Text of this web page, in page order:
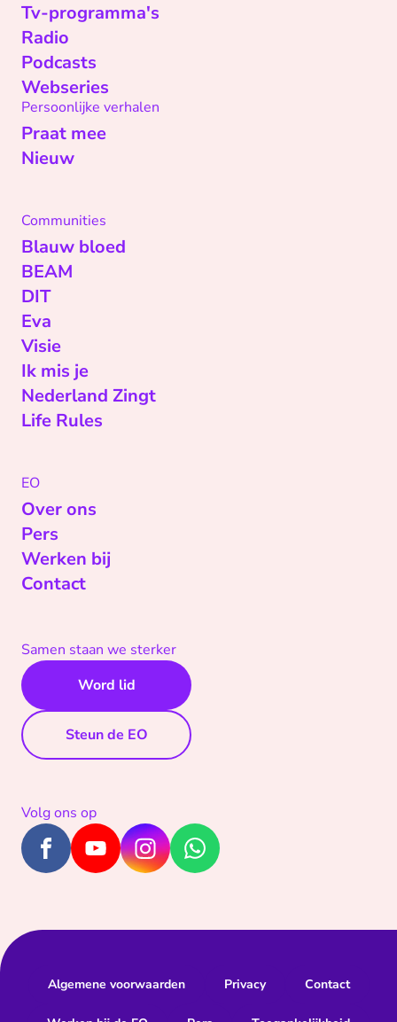
Tv-programma's
Radio
Podcasts
Webseries
Persoonlijke verhalen
Praat mee
Nieuw
Communities
Blauw bloed
BEAM
DIT
Eva
Visie
Ik mis je
Nederland Zingt
Life Rules
EO
Over ons
Pers
Werken bij
Contact
Samen staan we sterker
Word lid
Steun de EO
Volg ons op
Algemene voorwaarden Privacy Contact